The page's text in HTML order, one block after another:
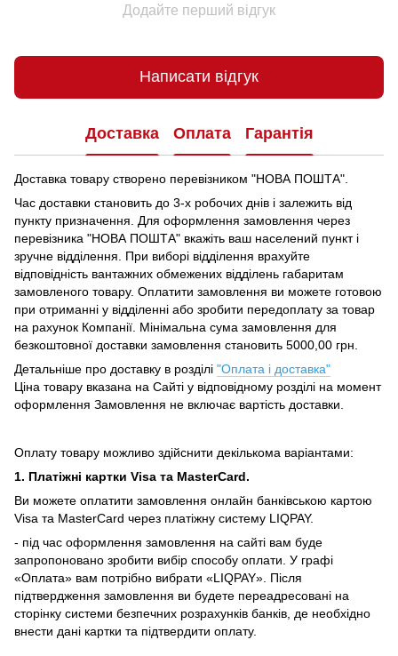
Додайте перший відгук
Написати відгук
Доставка Оплата Гарантія
Доставка товару створено перевізником "НОВА ПОШТА".
Час доставки становить до 3-х робочих днів і залежить від
пункту призначення. Для оформлення замовлення через
перевізника "НОВА ПОШТА" вкажіть ваш населений пункт і
зручне відділення.
При виборі відділення врахуйте
відповідність вантажних обмежених відділень габаритам
замовленого товару. Оплатити замовлення ви можете готовою
при отриманні у відділенні або зробити передоплату за товар
на рахунок Компанії. Мінімальна сума замовлення для
безкоштовної доставки замовлення становить 5000,00 грн.
Детальніше про доставку в розділі "Оплата і доставка"
Ціна товару вказана на Сайті у відповідному розділі на момент
оформлення Замовлення не включає вартість доставки.
Оплату товару можливо здійснити декількома варіантами:
1. Платіжні картки Visa та MasterCard.
Ви можете оплатити замовлення онлайн банківською картою
Visa та MasterCard через платіжну систему LIQPAY.
- під час оформлення замовлення на сайті вам буде
запропоновано зробити вибір способу оплати. У графі
«Оплата» вам потрібно вибрати «LIQPAY». Після
підтвердження замовлення ви будете переадресовані на
сторінку системи безпечних розрахунків банків, де необхідно
внести дані картки та підтвердити оплату.